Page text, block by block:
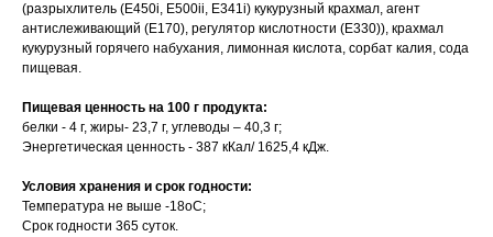
(разрыхлитель (Е450i, E500ii, E341i) кукурузный крахмал, агент
антислеживающий (Е170), регулятор кислотности (Е330)), крахмал
кукурузный горячего набухания, лимонная кислота, сорбат калия, сода
пищевая.
Пищевая ценность на 100 г продукта:
белки - 4 г, жиры- 23,7 г, углеводы – 40,3 г;
Энергетическая ценность - 387 кКал/ 1625,4 кДж.
Условия хранения и срок годности:
Температура не выше -18oC;
Срок годности 365 суток.